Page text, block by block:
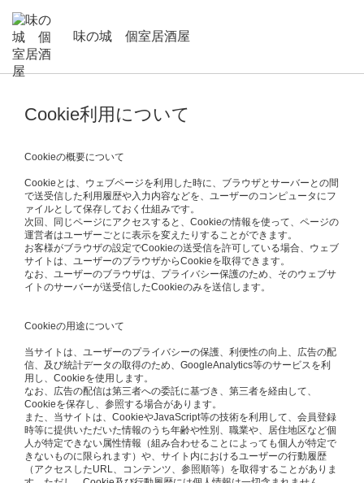
味の城 個室居酒屋
Cookie利用について
Cookieの概要について
Cookieとは、ウェブページを利用した時に、ブラウザとサーバーとの間
で送受信した利用履歴や入力内容などを、ユーザーのコンピュータにフ
ァイルとして保存しておく仕組みです。
次回、同じページにアクセスすると、Cookieの情報を使って、ページの
運営者はユーザーごとに表示を変えたりすることができます。
お客様がブラウザの設定でCookieの送受信を許可している場合、ウェブ
サイトは、ユーザーのブラウザからCookieを取得できます。
なお、ユーザーのブラウザは、プライバシー保護のため、そのウェブサ
イトのサーバーが送受信したCookieのみを送信します。
Cookieの用途について
当サイトは、ユーザーのプライバシーの保護、利便性の向上、広告の配
信、及び統計データの取得のため、GoogleAnalytics等のサービスを利
用し、Cookieを使用します。
なお、広告の配信は第三者への委託に基づき、第三者を経由して、
Cookieを保存し、参照する場合があります。
また、当サイトは、CookieやJavaScript等の技術を利用して、会員登録
時等に提供いただいた情報のうち年齢や性別、職業や、居住地区など個
人が特定できない属性情報（組み合わせることによっても個人が特定で
きないものに限られます）や、サイト内におけるユーザーの行動履歴
（アクセスしたURL、コンテンツ、参照順等）を取得することがありま